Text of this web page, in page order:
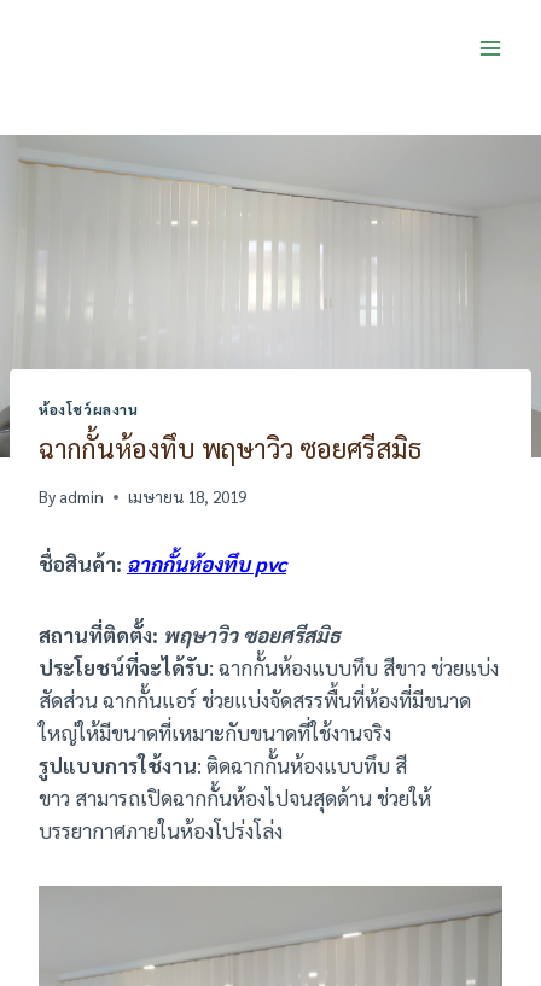
ห้องโชว์ผลงาน
ฉากกั้นห้องทึบ พฤษาวิว ซอยศรีสมิธ
By admin เมษายน 18, 2019
ชื่อสินค้า: ฉากกั้นห้องทึบ pvc
สถานที่ติดตั้ง: พฤษาวิว ซอยศรีสมิธ
ประโยชน์ที่จะได้รับ: ฉากกั้นห้องแบบทึบ สีขาว ช่วยแบ่ง
สัดส่วน ฉากกั้นแอร์ ช่วยแบ่งจัดสรรพื้นที่ห้องที่มีขนาด
ใหญ่ให้มีขนาดที่เหมาะกับขนาดที่ใช้งานจริง
รูปแบบการใช้งาน: ติดฉากกั้นห้องแบบทึบ สี
ขาว สามารถเปิดฉากกั้นห้องไปจนสุดด้าน ช่วยให้
บรรยากาศภายในห้องโปร่งโล่ง